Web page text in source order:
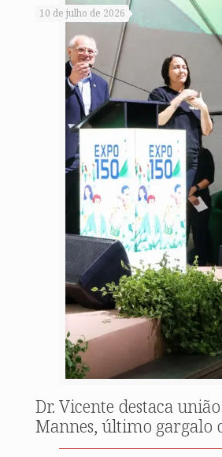
10 de julho de 2026
Dr. Vicente destaca
Mannes, último gargalo